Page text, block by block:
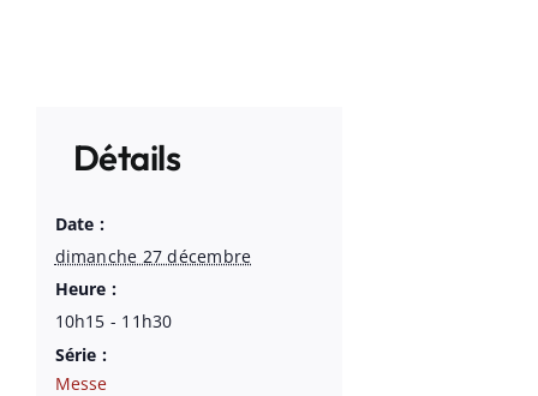
Détails
Date :
dimanche 27 décembre
Heure :
10h15 - 11h30
Série :
Messe